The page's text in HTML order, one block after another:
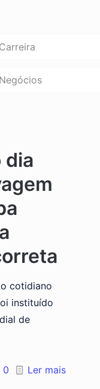
Carreira
Negócios
dia
cotidiano
instituído
de
0 Ler mais